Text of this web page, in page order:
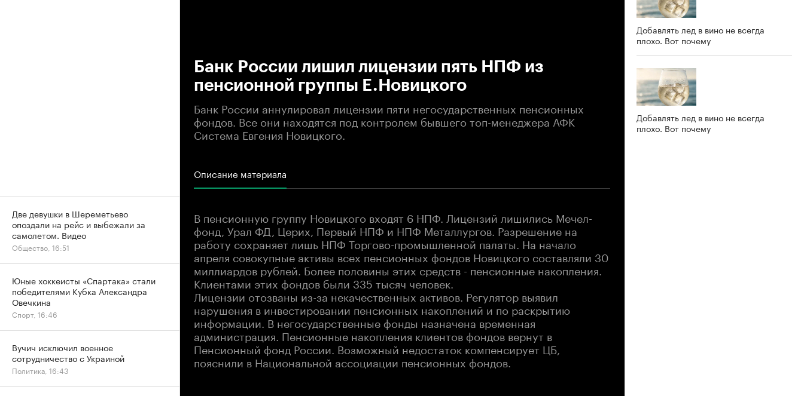
Банк России лишил лицензии пять НПФ из
пенсионной группы Е.Новицкого
Банк России аннулировал лицензии пяти негосударственных пенсионных
фондов. Все они находятся под контролем бывшего топ-менеджера АФК
Система Евгения Новицкого.
Описание материала
В пенсионную группу Новицкого входят 6 НПФ. Лицензий лишились Мечел-
фонд, Урал ФД, Церих, Первый НПФ и НПФ Металлургов. Разрешение на
работу сохраняет лишь НПФ Торгово-промышленной палаты. На начало
апреля совокупные активы всех пенсионных фондов Новицкого составляли 30
миллиардов рублей. Более половины этих средств - пенсионные накопления.
Клиентами этих фондов были 335 тысяч человек.
Лицензии отозваны из-за некачественных активов. Регулятор выявил
нарушения в инвестировании пенсионных накоплений и по раскрытию
информации. В негосударственные фонды назначена временная
администрация. Пенсионные накопления клиентов фондов вернут в
Пенсионный фонд России. Возможный недостаток компенсирует ЦБ,
пояснили в Национальной ассоциации пенсионных фондов.
Добавлять лед в вино не всегда
плохо. Вот почему
Добавлять лед в вино не всегда
плохо. Вот почему
Две девушки в Шереметьево
опоздали на рейс и выбежали за
самолетом. Видео
Общество, 16:51
Юные хоккеисты «Спартака» стали
победителями Кубка Александра
Овечкина
Спорт, 16:46
Вучич исключил военное
сотрудничество с Украиной
Политика, 16:43